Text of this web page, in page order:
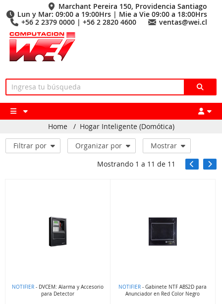
Marchant Pereira 150, Providencia Santiago
Lun y Mar: 09:00 a 19:00Hrs | Mie a Vie 09:00 a 18:00Hrs
+56 2 2379 0000 | +56 2 2820 4600
ventas@wei.cl
Home / Hogar Inteligente (Domótica)
Filtrar por Organizar por
Mostrar
Mostrando 1 a 11 de 11
NOTIFIER - DVCEM: Alarma y Accesorio
para Detector
NOTIFIER - Gabinete NTF ABS2D para
Anunciador en Red Color Negro